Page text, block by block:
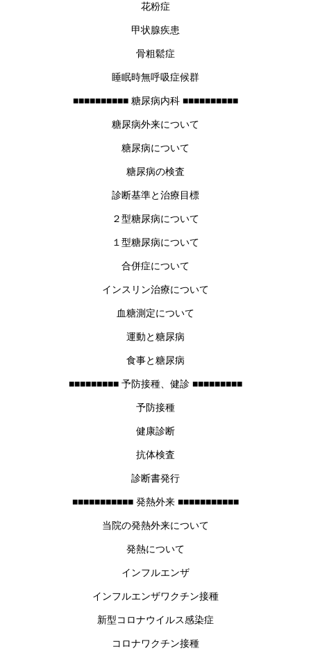
花粉症
甲状腺疾患
骨粗鬆症
睡眠時無呼吸症候群
■■■■■■■■■■ 糖尿病内科 ■■■■■■■■■■
糖尿病外来について
糖尿病について
糖尿病の検査
診断基準と治療目標
２型糖尿病について
１型糖尿病について
合併症について
インスリン治療について
血糖測定について
運動と糖尿病
食事と糖尿病
■■■■■■■■■ 予防接種、健診 ■■■■■■■■■
予防接種
健康診断
抗体検査
診断書発行
■■■■■■■■■■■ 発熱外来 ■■■■■■■■■■■
当院の発熱外来について
発熱について
インフルエンザ
インフルエンザワクチン接種
新型コロナウイルス感染症
コロナワクチン接種